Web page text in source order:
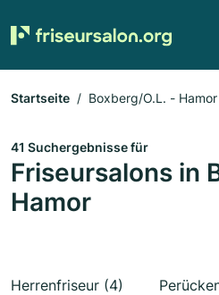
Startseite Boxberg/O.L. - Hamor
41 Suchergebnisse für
Friseursalons in
Hamor
Herrenfriseur (4)